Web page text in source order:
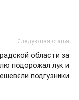
Следующая статья
области за
подорожал лук и
подгузники